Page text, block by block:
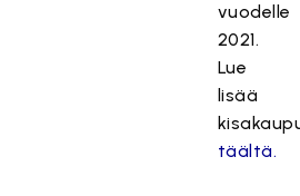
vuodelle
2021.
Lue
lisää
täältä.